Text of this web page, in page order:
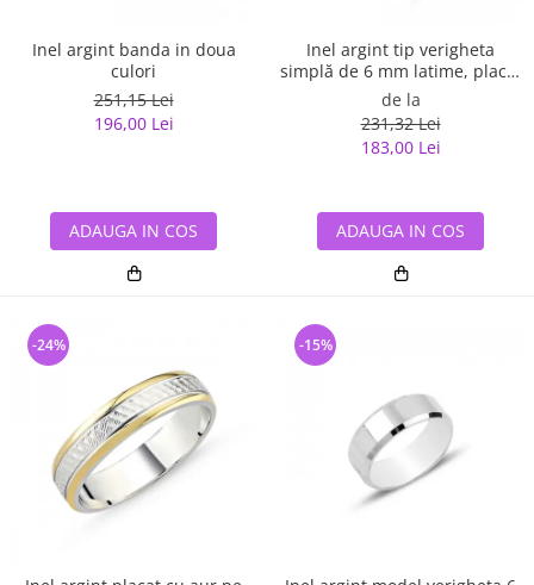
Inel argint banda in doua
culori
251,15 Lei
196,00 Lei
ADAUGA IN COS
Inel argint tip verigheta
simplă de 6 mm latime, placat
cu rodiu
de la
231,32 Lei
183,00 Lei
ADAUGA IN COS
-24% -15%